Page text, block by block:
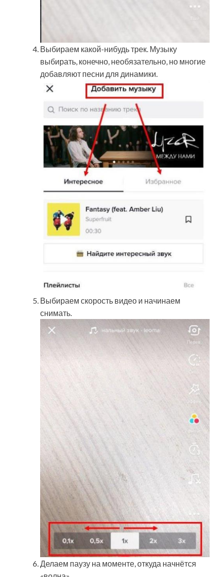
Выбираем какой-нибудь трек. Музыку
выбирать, конечно, необязательно, но многие
добавляют песни для динамики.
Выбираем скорость видео и начинаем
снимать.
Делаем паузу на моменте, откуда начнётся